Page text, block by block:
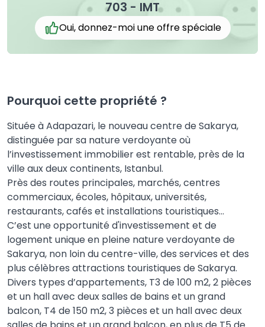
703 - IMT
Oui, donnez-moi une offre spéciale
Pourquoi cette propriété ?
Située à Adapazari, le nouveau centre de Sakarya,
distinguée par sa nature verdoyante où
l’investissement immobilier est rentable, près de la
ville aux deux continents, Istanbul.
Près des routes principales, marchés, centres
commerciaux, écoles, hôpitaux, universités,
restaurants, cafés et installations touristiques...
C’est une opportunité d'investissement et de
logement unique en pleine nature verdoyante de
Sakarya, non loin du centre-ville, des services et des
plus célèbres attractions touristiques de Sakarya.
Divers types d’appartements, T3 de 100 m2, 2 pièces
et un hall avec deux salles de bains et un grand
balcon, T4 de 150 m2, 3 pièces et un hall avec deux